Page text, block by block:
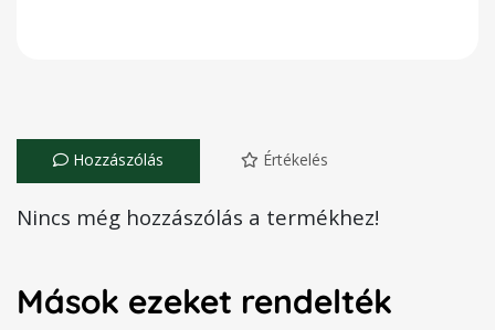
Hozzászólás Értékelés
Nincs még hozzászólás a termékhez!
Mások ezeket rendelték